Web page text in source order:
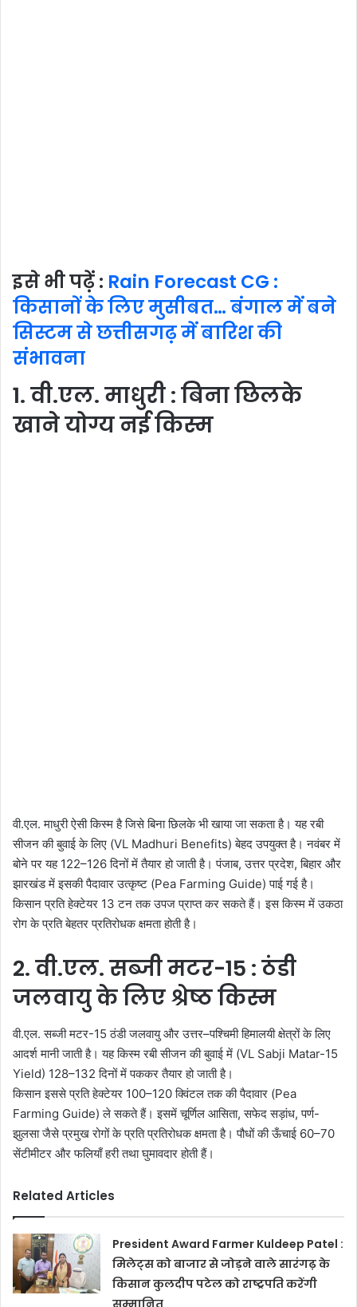
इसे भी पढ़ें : Rain Forecast CG :
किसानों के लिए मुसीबत… बंगाल में बने
सिस्टम से छत्तीसगढ़ में बारिश की
संभावना
1. वी.एल. माधुरी : बिना छिलके
खाने योग्य नई किस्म
वी.एल. माधुरी ऐसी किस्म है जिसे बिना छिलके भी खाया जा सकता है। यह रबी
सीजन की बुवाई के लिए (VL Madhuri Benefits) बेहद उपयुक्त है। नवंबर में
बोने पर यह 122–126 दिनों में तैयार हो जाती है। पंजाब, उत्तर प्रदेश, बिहार और
झारखंड में इसकी पैदावार उत्कृष्ट (Pea Farming Guide) पाई गई है।
किसान प्रति हेक्टेयर 13 टन तक उपज प्राप्त कर सकते हैं। इस किस्म में उकठा
रोग के प्रति बेहतर प्रतिरोधक क्षमता होती है।
2. वी.एल. सब्जी मटर-15 : ठंडी
जलवायु के लिए श्रेष्ठ किस्म
वी.एल. सब्जी मटर-15 ठंडी जलवायु और उत्तर–पश्चिमी हिमालयी क्षेत्रों के लिए
आदर्श मानी जाती है। यह किस्म रबी सीजन की बुवाई में (VL Sabji Matar-15
Yield) 128–132 दिनों में पककर तैयार हो जाती है।
किसान इससे प्रति हेक्टेयर 100–120 क्विंटल तक की पैदावार (Pea
Farming Guide) ले सकते हैं। इसमें चूर्णिल आसिता, सफेद सड़ांध, पर्ण-
झुलसा जैसे प्रमुख रोगों के प्रति प्रतिरोधक क्षमता है। पौधों की ऊँचाई 60–70
सेंटीमीटर और फलियाँ हरी तथा घुमावदार होती हैं।
Related Articles
President Award Farmer Kuldeep Patel :
मिलेट्स को बाजार से जोड़ने वाले सारंगढ़ के
किसान कुलदीप पटेल को राष्ट्रपति करेंगी
सम्मानित